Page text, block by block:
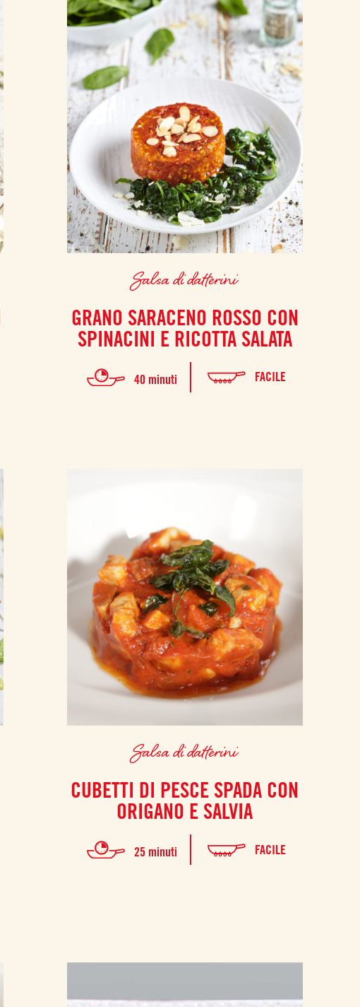
Salsa di datterini
GRANO SARACENO ROSSO CON
SPINACINI E RICOTTA SALATA
40 minuti FACILE
Salsa di datterini
CUBETTI DI PESCE SPADA CON
ORIGANO E SALVIA
25 minuti FACILE